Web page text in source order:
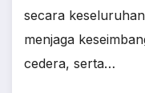
secara
menjaga
cedera, serta…